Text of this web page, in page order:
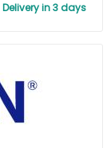
Delivery in 3 days